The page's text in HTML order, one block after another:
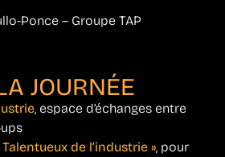
Ponce – Groupe TAP
JOURNÉE
, espace d’échanges entre
Talentueux de l’industrie » , pour